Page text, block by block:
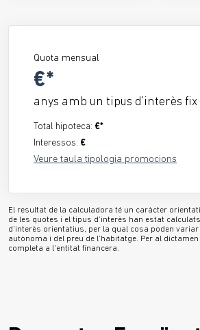
Quota mensual
€*
anys amb un tipus d’interès fix
Total hipoteca: €*
Interessos: €
Veure taula tipologia promocions
​​El resultat de la calculadora té un caràcter
de les quotes i el tipus d’interès han estat
d’interès orientatius, per la qual cosa poden
autònoma i del preu de l’habitatge. Per al
completa a l’entitat financera.